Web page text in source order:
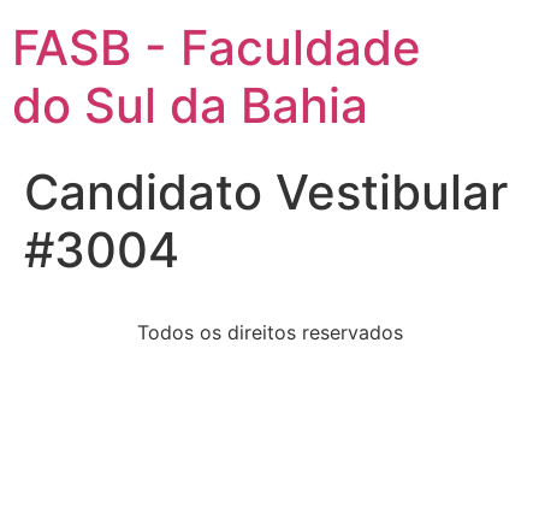
FASB - Faculdade
do Sul da Bahia
Candidato Vestibular
#3004
Todos os direitos reservados